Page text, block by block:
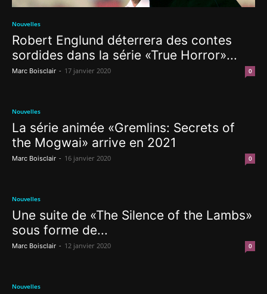
Nouvelles
Robert Englund déterrera des contes
sordides dans la série «True Horror»...
Marc Boisclair - 17 janvier 2020 0
Nouvelles
La série animée «Gremlins: Secrets of
the Mogwai» arrive en 2021
Marc Boisclair - 16 janvier 2020 0
Nouvelles
Une suite de «The Silence of the Lambs»
sous forme de...
Marc Boisclair - 12 janvier 2020 0
Nouvelles